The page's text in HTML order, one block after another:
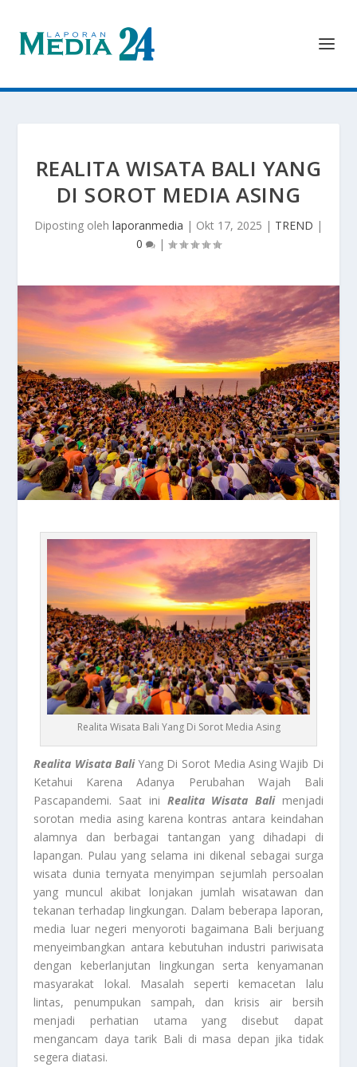
REALITA WISATA BALI YANG
DI SOROT MEDIA ASING
Diposting oleh laporanmedia | Okt 17, 2025 | TREND |
0
|
Realita Wisata Bali Yang Di Sorot Media Asing
Realita Wisata BaliYang Di Sorot Media Asing Wajib Di
Ketahui Karena Adanya Perubahan Wajah Bali
Pascapandemi. Saat ini Realita Wisata Balimenjadi
sorotan media asing karena kontras antara keindahan
alamnya dan berbagai tantangan yang dihadapi di
lapangan. Pulau yang selama ini dikenal sebagai surga
wisata dunia ternyata menyimpan sejumlah persoalan
yang muncul akibat lonjakan jumlah wisatawan dan
tekanan terhadap lingkungan. Dalam beberapa laporan,
media luar negeri menyoroti bagaimana Bali berjuang
menyeimbangkan antara kebutuhan industri pariwisata
dengan keberlanjutan lingkungan serta kenyamanan
masyarakat lokal. Masalah seperti kemacetan lalu
lintas, penumpukan sampah, dan krisis air bersih
menjadi perhatian utama yang disebut dapat
mengancam daya tarik Bali di masa depan jika tidak
segera diatasi.